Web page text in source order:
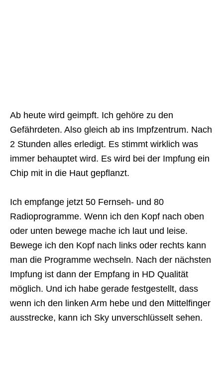
Ab heute wird geimpft. Ich gehöre zu den
Gefährdeten. Also gleich ab ins Impfzentrum. Nach
2 Stunden alles erledigt. Es stimmt wirklich was
immer behauptet wird. Es wird bei der Impfung ein
Chip mit in die Haut gepflanzt.
Ich empfange jetzt 50 Fernseh- und 80
Radioprogramme. Wenn ich den Kopf nach oben
oder unten bewege mache ich laut und leise.
Bewege ich den Kopf nach links oder rechts kann
man die Programme wechseln. Nach der nächsten
Impfung ist dann der Empfang in HD Qualität
möglich. Und ich habe gerade festgestellt, dass
wenn ich den linken Arm hebe und den Mittelfinger
ausstrecke, kann ich Sky unverschlüsselt sehen.